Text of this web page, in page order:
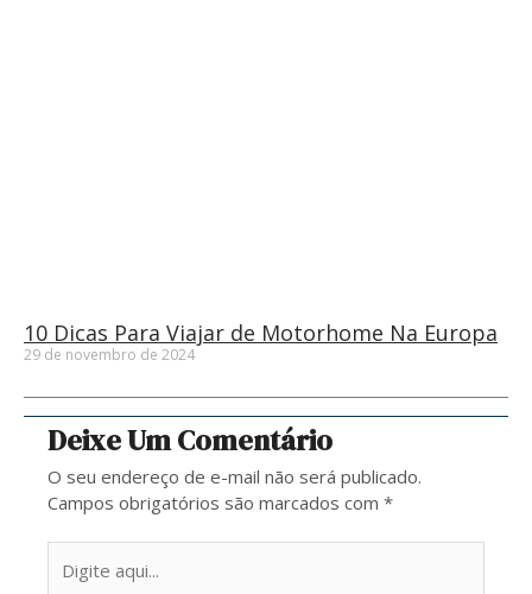
10 Dicas Para Viajar de Motorhome Na Europa
29 de novembro de 2024
Deixe Um Comentário
O seu endereço de e-mail não será publicado.
Campos obrigatórios são marcados com *
aqui...